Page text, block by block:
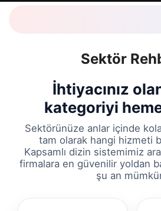
Sektör
İhtiyacınız
kategoriyi
Sektörünüze anlar içinde
tam olarak hangi hizmeti
Kapsamlı dizin sistemimiz
firmalara en güvenilir yoldan
şu an